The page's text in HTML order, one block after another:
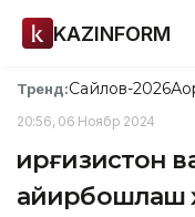
KAZINFORM
Тренд:Сайлов-2026
20:56, 06 Ноябр 2024
Қирғизистон
айирбошлаш